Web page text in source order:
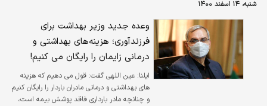
نمایشگاه کتاب تهران و غرفه خانواده ما، گفت:
سازمان تامین‌اجتماعی در اجرای قانون و پیشبرد
اهداف کلان کشور مبنی بر رشد جمعیت و جوانی
جمعیت به وظایف قانونی خود عمل کرده است. او
تصریح کرد: سازمان تامین‌اجتماعی، سازمانی متاثر
از تغییرات…
شنبه، ۱۴ اسفند ۱۴۰۰
وعده جدید وزیر بهداشت برای
فرزندآوری؛ هزینه‌های بهداشتی و
درمانی زایمان را رایگان می کنیم!
ایلنا: عین اللهی گفت: قول می دهیم که هزینه
های بهداشتی و درمانی مادران باردار را رایگان کنیم
و چنانچه مادر بارداری فاقد پوشش بیمه است،